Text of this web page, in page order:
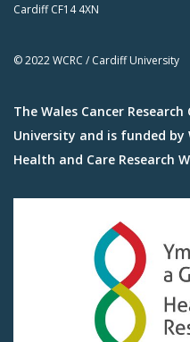
Cardiff CF14 4XN
© 2022 WCRC / Cardiff University
The Wales Cancer
University and is funded
Health and Care Research